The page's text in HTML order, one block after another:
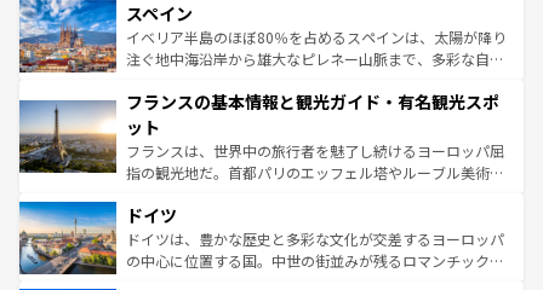
ろん、トスカーナの美しい田園風景やアマルフィ海岸の絶
景など、自然景観も見逃せない。観光の合間には、本場の
ピザやパスタなど、絶品のイタリア料理を堪能することも
ませてくれるイタリアで、忘れられない旅をしてみよう！
なお、新着のイタリア情報は
しい。
スペイン
イベリア半島のほぼ80％を占めるスペインは、太陽が降り
注ぐ地中海沿岸から雄大なピレネー山脈まで、多彩な自然
文化が根付くこの国では、情熱的なフラメンコ、熱気あふ
れる闘牛、そして美味しいタパスが生活の一部となってい
る。首都マドリードの洗練された雰囲気や、バルセロナの
アートに溢れた街角から、地方では古代ローマ遺跡や中世
せる。地方によって風土や気候が異なるスペインはその個
性で訪れる人を魅了する。 なお、新着のスペイン情報は コ
ンテンツ一覧を参照してほしい。
フランスの基本情報と観光ガイド・有名観光スポ
ット
フランスは、世界中の旅行者を魅了し続けるヨーロッパ屈
指の観光地だ。首都パリのエッフェル塔やルーブル美術館
で、幅広い魅力が詰まっている。華麗な宮殿、歴史的な大
聖堂、美しいビーチ、そして豊かな自然が、訪れる者を心
から魅了する。また、フランスは美食の国としても知ら
ドイツ
ドイツは、豊かな歴史と多彩な文化が交差するヨーロッパ
の中心に位置する国。中世の街並みが残るロマンチック街